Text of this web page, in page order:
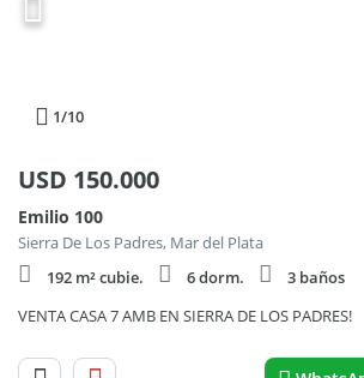
1/10
USD 150.000
Emilio 100
Sierra De Los Padres, Mar del Plata
192 m² cubie.
6 dorm.
3 baños
VENTA CASA 7 AMB EN SIERRA DE LOS PADRES!